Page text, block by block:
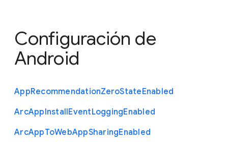
Configuración de
Android
AppRecommendationZeroStateEnabled
ArcAppInstallEventLoggingEnabled
ArcAppToWebAppSharingEnabled